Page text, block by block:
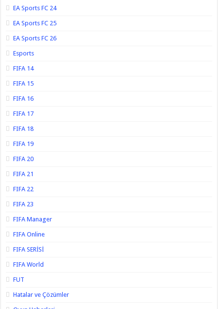
EA Sports FC 24
EA Sports FC 25
EA Sports FC 26
Esports
FIFA 14
FIFA 15
FIFA 16
FIFA 17
FIFA 18
FIFA 19
FIFA 20
FIFA 21
FIFA 22
FIFA 23
FIFA Manager
FIFA Online
FIFA SERİSİ
FIFA World
FUT
Hatalar ve Çözümler